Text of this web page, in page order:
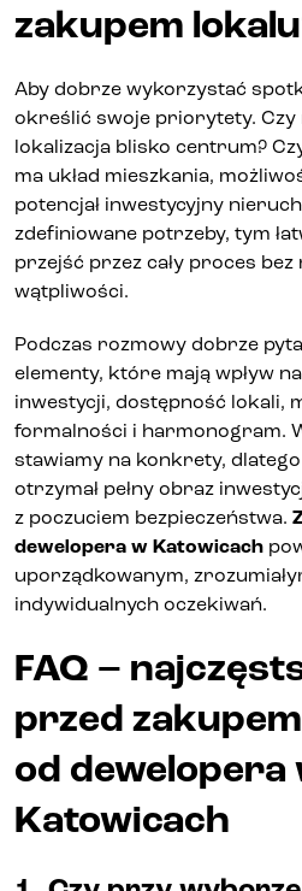
zakupem
Aby dobrze wykorzystać
określić swoje priorytety. Czy
lokalizacja blisko centrum?
ma układ mieszkania,
potencjał inwestycyjny
zdefiniowane potrzeby, tym
przejść przez cały proces
wątpliwości.
Podczas rozmowy dobrze
elementy, które mają wpływ
inwestycji, dostępność lokali,
formalności i harmonogram.
stawiamy na konkrety,
otrzymał pełny obraz
z poczuciem bezpieczeństwa.
dewelopera w Katowicach
uporządkowanym,
indywidualnych oczekiwań.
FAQ –
przed
od dewelopera
Katowicach